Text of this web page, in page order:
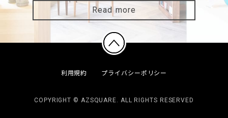
Read more
利用規約 プライバシーポリシー
COPYRIGHT © AZSQUARE. ALL RIGHTS RESERVED